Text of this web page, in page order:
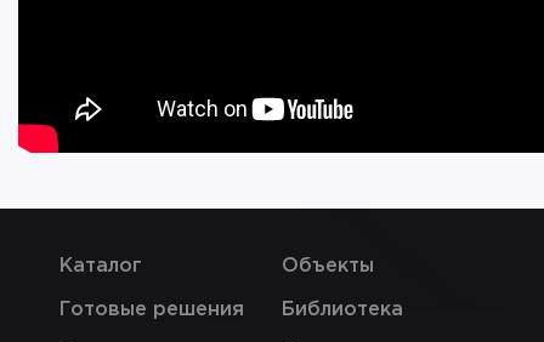
Каталог
Готовые решения
Объекты
Библиотека